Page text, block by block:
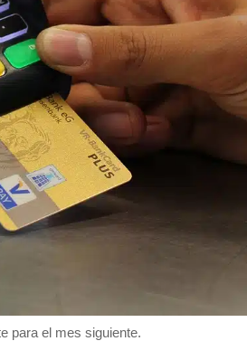
para el mes siguiente.